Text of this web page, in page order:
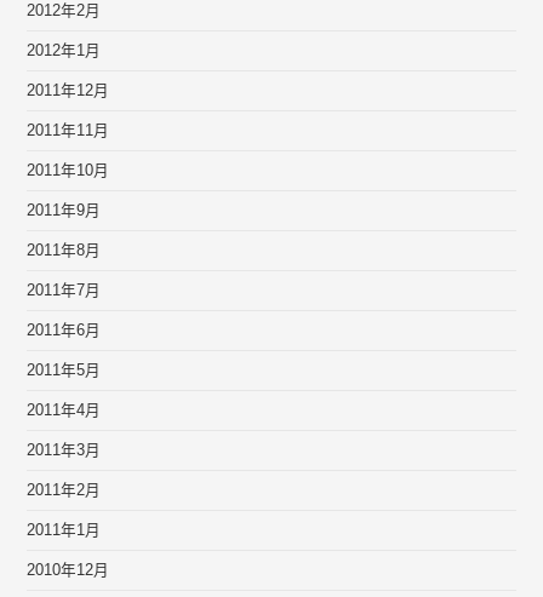
2012年2月
2012年1月
2011年12月
2011年11月
2011年10月
2011年9月
2011年8月
2011年7月
2011年6月
2011年5月
2011年4月
2011年3月
2011年2月
2011年1月
2010年12月